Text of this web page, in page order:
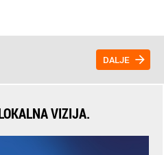
DALJE
VIZIJA.